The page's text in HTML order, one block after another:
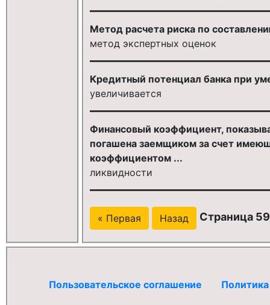
Метод расчета риска по
метод экспертных оценок
Кредитный потенциал банка при
увеличивается
Финансовый коэффициент,
погашена заемщиком за счет
коэффициентом ...
ликвидности
« Первая Назад Страница
Пользовательское соглашение